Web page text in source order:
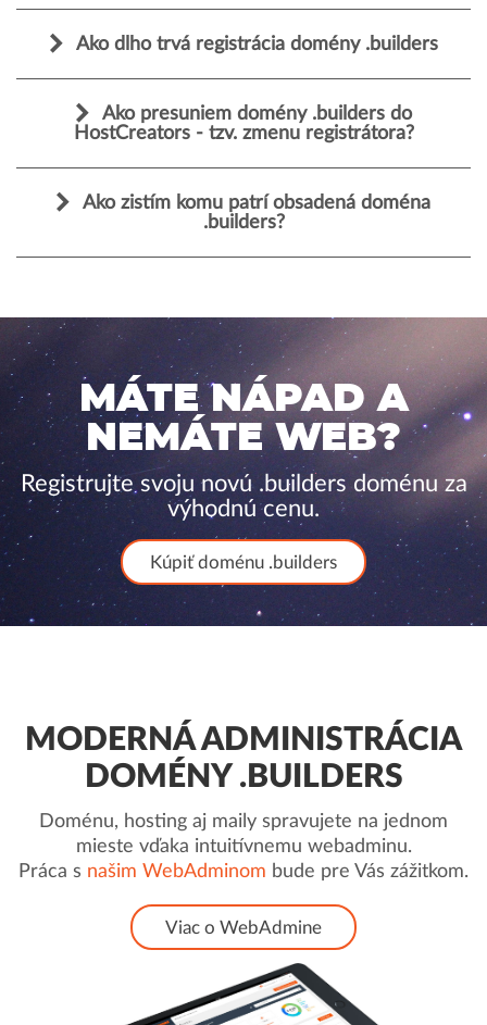
Ako dlho trvá registrácia domény .builders
Ako presuniem domény .builders do
HostCreators - tzv. zmenu registrátora?
Ako zistím komu patrí obsadená doména
.builders?
MÁTE NÁPAD A
NEMÁTE WEB?
Registrujte svoju novú .builders doménu za
výhodnú cenu.
Kúpiť doménu .builders
MODERNÁ ADMINISTRÁCIA
DOMÉNY .BUILDERS
Doménu, hosting aj maily spravujete na jednom
mieste vďaka intuitívnemu webadminu.
Práca s našim WebAdminom bude pre Vás zážitkom.
Viac o WebAdmine